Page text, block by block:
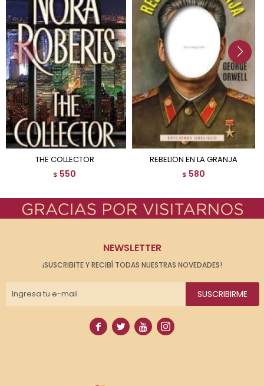
THE COLLECTOR
$ 550
REBELION EN LA GRANJA
$ 580
NEWSLETTER
¡SUSCRIBITE Y RECIBÍ TODAS NUESTRAS NOVEDADES!
SUSCRIBIRME
   